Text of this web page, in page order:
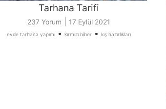
Tarhana Tarifi
237 Yorum 17 Eylül 2021
evde tarhana yapımı • kırmızı biber • kış hazırlıkları